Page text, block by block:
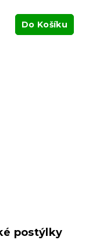
Do Košíku
postýlky